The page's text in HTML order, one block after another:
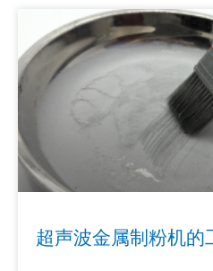
超声波金属制粉机的